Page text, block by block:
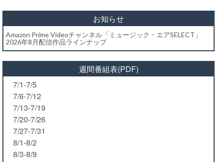
お知らせ
Amazon Prime Videoチャンネル「ミュージック・エアSELECT」
2026年8月配信作品ラインナップ
週間番組表(PDF)
7/1-7/5
7/6-7/12
7/13-7/19
7/20-7/26
7/27-7/31
8/1-8/2
8/3-8/9